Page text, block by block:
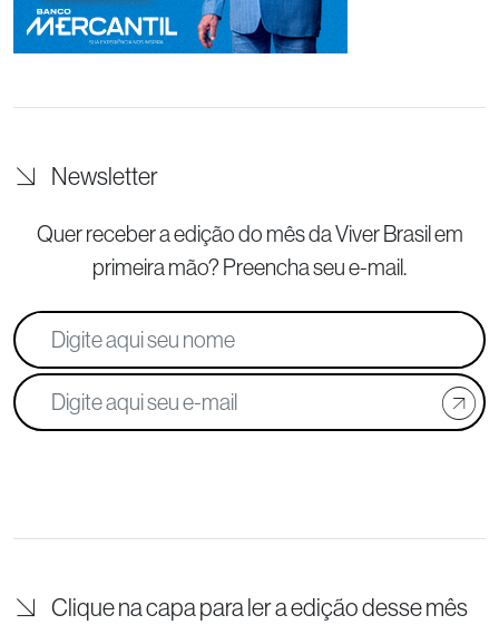
Newsletter
Quer receber a edição do mês da Viver Brasilem
primeira mão? Preencha seu e-mail.
Clique na capa para ler a edição desse mês